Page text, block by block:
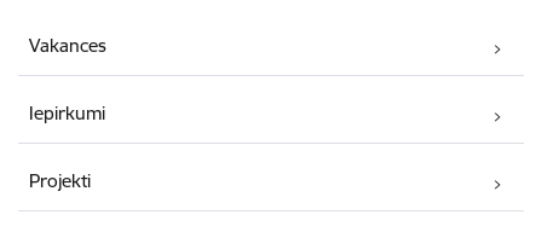
Vakances
Iepirkumi
Projekti